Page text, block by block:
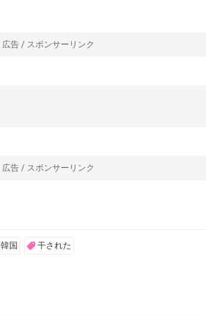
広告 / スポンサーリンク
広告 / スポンサーリンク
韓国 干された